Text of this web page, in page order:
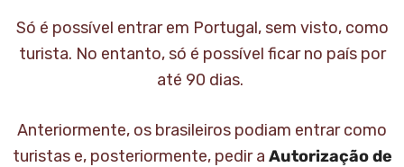
Só é possível entrar em Portugal, sem visto, como
turista. No entanto, só é possível ficar no país por
até 90 dias.
Anteriormente, os brasileiros podiam entrar como
turistas e, posteriormente, pedir a Autorização de